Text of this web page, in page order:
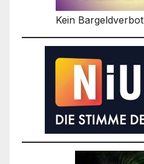
Kein Bargeldverbot